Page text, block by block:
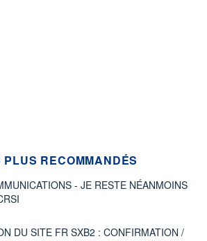
RECOMMANDÉS
- JE RESTE NÉANMOINS
DU SITE FR SXB2 : CONFIRMATION /